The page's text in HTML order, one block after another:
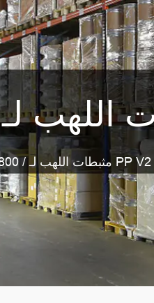
سلسلة XS-FR-8800 / مثبطات اللهب لـ PP V2